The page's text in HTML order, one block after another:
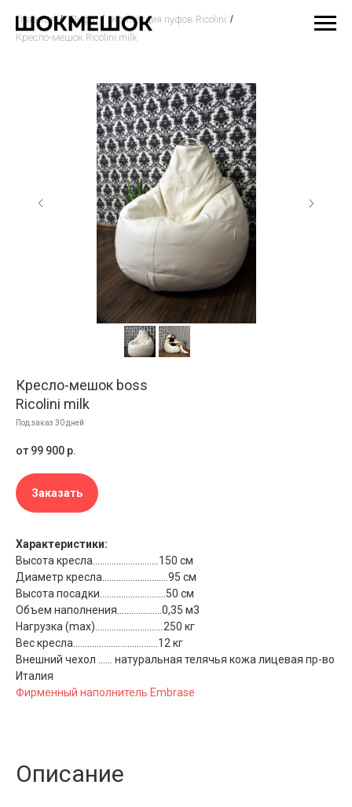
Главная / Пуфы / Коллекция пуфов Ricolini /
Кресло-мешок Ricolini milk
Кресло-мешок boss
Ricolini milk
Под заказ 30 дней
от 99 900 р.
Заказать
Характеристики:
Высота кресла............................150 см
Диаметр кресла............................95 см
Высота посадки............................50 см
Объем наполнения...................0,35 м3
Нагрузка (max).............................250 кг
Вес кресла....................................12 кг
Внешний чехол ...... натуральная телячья кожа лицевая пр-во
Италия
Фирменный наполнитель Embrase
Описание